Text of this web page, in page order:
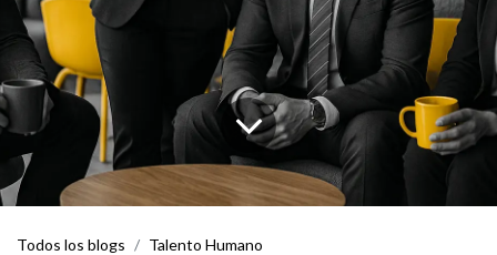
Todos los blogs
Talento Humano